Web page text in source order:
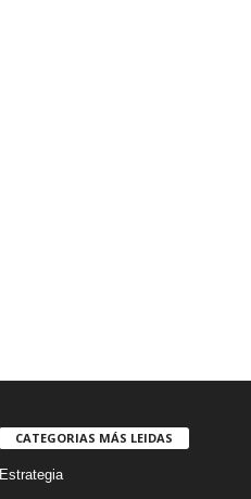
CATEGORIAS MÁS LEIDAS
Estrategia